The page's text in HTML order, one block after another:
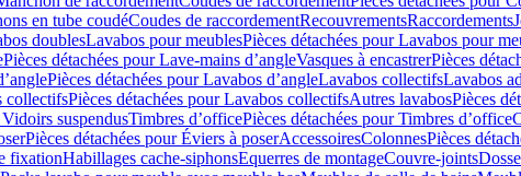
en tube coudéCoudes de raccordementRecouvrementsRaccordements
doublesLavabos pour meublesPièces détachées pour Lavabos pour
Pièces détachées pour Lave-mains d’angleVasques à encastrerPièces
Pièces détachées pour Lavabos d’angleLavabos collectifsLavabos
collectifsPièces détachées pour Lavabos collectifsAutres lavabosPièces
suspendusTimbres dʼofficePièces détachées pour Timbres dʼoffice
Pièces détachées pour Éviers à poserAccessoiresColonnesPièces
fixationHabillages cache-siphonsEquerres de montageCouvre-joints